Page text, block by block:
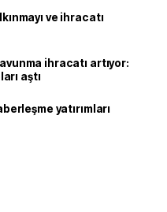
ve ihracatı
ihracatı artıyor:
aştı
yatırımları